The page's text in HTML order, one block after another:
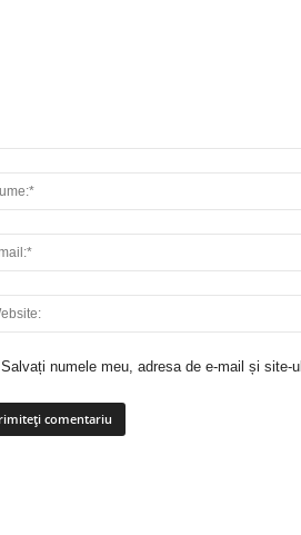
Salvați numele meu, adresa de e-mail și site-